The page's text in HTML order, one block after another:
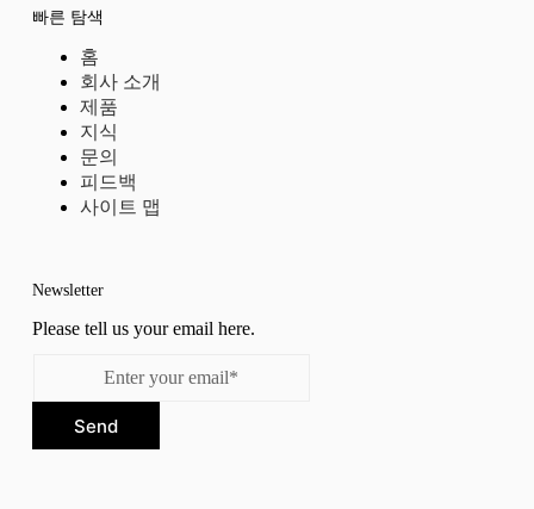
빠른 탐색
홈
회사 소개
제품
지식
문의
피드백
사이트 맵
Newsletter
Please tell us your email here.
Send